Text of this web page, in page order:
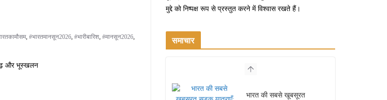
, #भारतमानसून2026, #भारीबारिश, #मानसून2026,
और भूस्खलन
मुद्दे को निष्पक्ष रूप से प्रस्तुत करने में विश्वास रखते हैं।
समाचार
भारत की सबसे खूबसूरत